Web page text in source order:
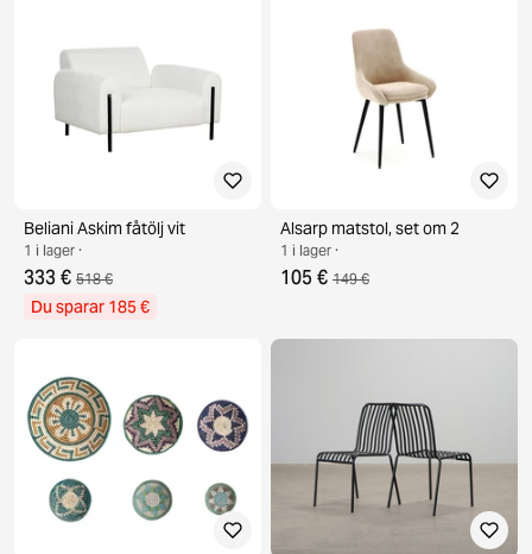
Beliani Askim fåtölj vit
1 i lager ·
333 € 518 €
Du sparar 185 €
Alsarp matstol, set om 2
1 i lager ·
105 € 149 €